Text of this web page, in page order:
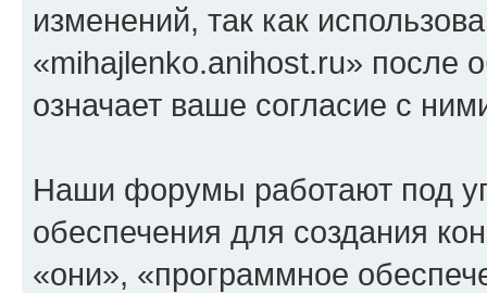
изменений, так как
«mihajlenko.anihost.ru» после
означает ваше согласие с
Наши форумы работают под
обеспечения для создания
«они», «программное